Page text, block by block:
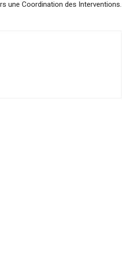
une Coordination des Interventions.